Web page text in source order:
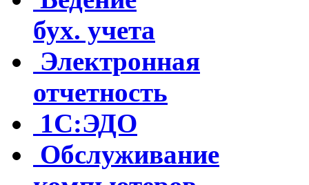
бух. учета
Электронная
отчетность
1С:ЭДО
Обслуживание